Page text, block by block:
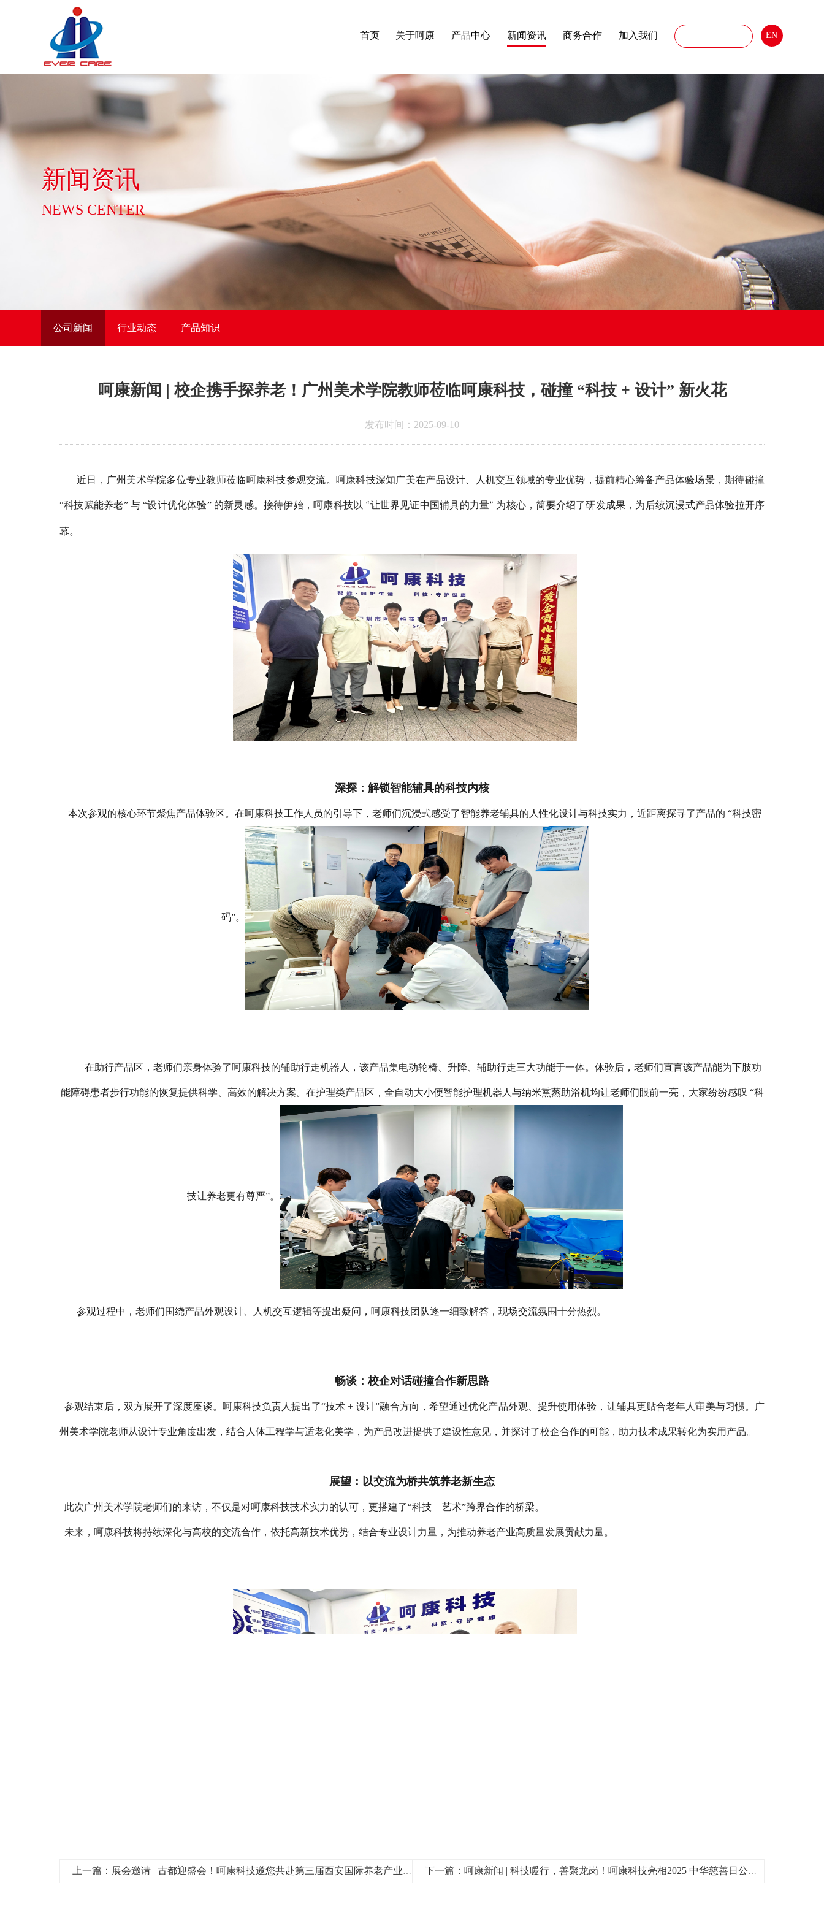
EN
首页 关于呵康 产品中心 新闻资讯 商务合作 加入我们
新闻资讯
NEWS CENTER
公司新闻 行业动态 产品知识
呵康新闻 | 校企携手探养老！广州美术学院教师莅临呵康科技，碰撞 “科技 + 设计” 新火花
发布时间：2025-09-10
近日，广州美术学院多位专业教师莅临呵康科技参观交流。呵康科技深知广美在产品设计、人机交互领域的专业优势，提前精心筹备产品体验场景，期待碰撞
“科技赋能养老” 与 “设计优化体验” 的新灵感。 接待伊始， 呵康科技以 “让世界见证中国辅具的力量” 为核心，简要介绍了研发成果，为后续沉浸式产品体验拉开序
幕。
深探：解锁智能辅具的科技内核
本次参观的核心环节聚焦产品体验区。在呵康科技工作人员的引导下，老师们沉浸式感受了智能养老辅具的人性化设计与科技实力，近距离探寻了产品的 “科技密
码”。
在助行产品区，老师们亲身体验了呵康科技的辅助行走机器人，该产品集电动轮椅、升降、辅助行走三大功能于一体。体验后，老师们直言该产品能为下肢功
能障碍患者步行功能的恢复提供科学、高效的解决方案。在护理类产品区，全自动大小便智能护理机器人与纳米熏蒸助浴机均让老师们眼前一亮，大家纷纷感叹 “科
技让养老更有尊严”。
参观过程中，老师们围绕产品外观设计、人机交互逻辑等提出疑问，呵康科技团队逐一细致解答，现场交流氛围十分热烈。
畅谈：校企对话碰撞合作新思路
参观结束后，双方展开了深度座谈。呵康科技负责人提出了“技术 + 设计”融合方向，希望通过优化产品外观、提升使用体验，让辅具更贴合老年人审美与习惯。 广
州美术学院老师从设计专业角度出发，结合人体工程学与适老化美学，为产品改进提供了建设性意见，并探讨了校企合作的可能，助力技术成果转化为实用产品。
展望：以交流为桥共筑养老新生态
此次广州美术学院老师们的来访，不仅是对呵康科技技术实力的认可，更搭建了“科技 + 艺术”跨界合作的桥梁。
未来，呵康科技将持续深化与高校的交流合作，依托高新技术优势，结合专业设计力量，为推动养老产业高质量发展贡献力量。